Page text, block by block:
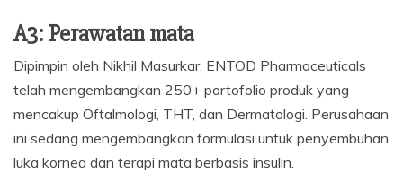
A3: Perawatan mata
Dipimpin oleh Nikhil Masurkar, ENTOD Pharmaceuticals
telah mengembangkan 250+ portofolio produk yang
mencakup Oftalmologi, THT, dan Dermatologi. Perusahaan
ini sedang mengembangkan formulasi untuk penyembuhan
luka kornea dan terapi mata berbasis insulin.